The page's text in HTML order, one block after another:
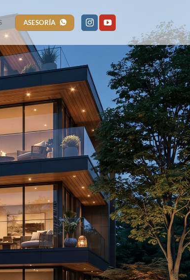
ASESORÍA